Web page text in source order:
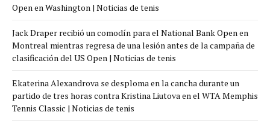
Open en Washington | Noticias de tenis
Jack Draper recibió un comodín para el National Bank Open en
Montreal mientras regresa de una lesión antes de la campaña de
clasificación del US Open | Noticias de tenis
Ekaterina Alexandrova se desploma en la cancha durante un
partido de tres horas contra Kristina Liutova en el WTA Memphis
Tennis Classic | Noticias de tenis